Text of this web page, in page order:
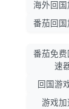
海外回国
番茄回国
番茄免费
速
回国游
游戏加